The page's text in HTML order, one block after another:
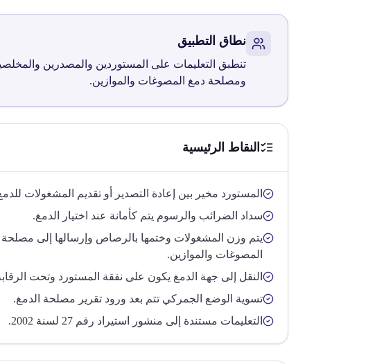
نطاق التطبيق
تنطبق التعليمات على المستوردين والمصدرين
ومصلحة دمغ المصوغات والموازين.
النقاط الرئيسية
المستورد مخير بين إعادة التصدير أو تقديم المشغولات
سداد الضرائب والرسوم يتم كأمانة عند اختيار الدمغ.
يتم وزن المشغولات وختمها بالرصاص وإرسالها إلى
المصوغات والموازين.
النقل إلى جهة الدمغ يكون على نفقة المستورد وتحت
تسوية الوضع الجمركي تتم بعد ورود تقرير مصلحة الدمغ.
التعليمات مستندة إلى منشور استيراد رقم 27 لسنة 2002.